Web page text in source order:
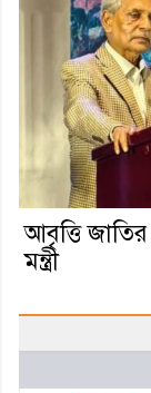
আবৃত্তি
মন্ত্রী